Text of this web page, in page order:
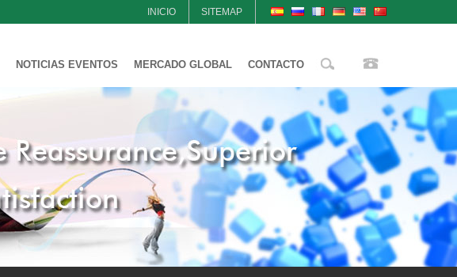
INICIO SITEMAP
NOTICIAS EVENTOS MERCADO GLOBAL CONTACTO